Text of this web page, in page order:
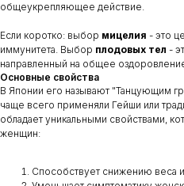
общеукрепляющее действие.
Если коротко: выбор мицелия - это
иммунитета. Выбор плодовых тел -
направленный на общее
Основные свойства
В Японии его называют "Танцующим
чаще всего применяли Гейши или
обладает уникальными свойствами,
женщин:
Способствует снижению веса